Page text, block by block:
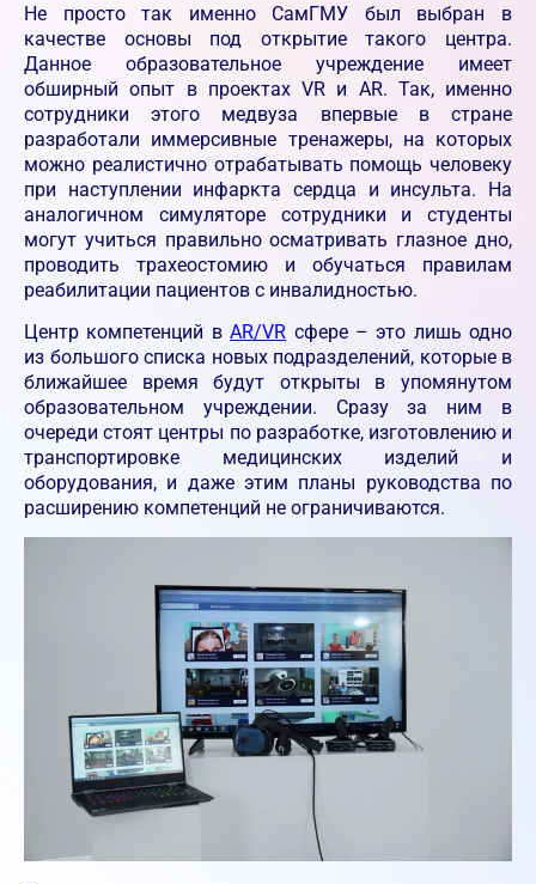
Не просто так именно СамГМУ был выбран в
качестве основы под открытие такого центра.
Данное образовательное учреждение имеет
обширный опыт в проектах VR и AR. Так, именно
сотрудники этого медвуза впервые в стране
разработали иммерсивные тренажеры, на которых
можно реалистично отрабатывать помощь человеку
при наступлении инфаркта сердца и инсульта. На
аналогичном симуляторе сотрудники и студенты
могут учиться правильно осматривать глазное дно,
проводить трахеостомию и обучаться правилам
реабилитации пациентов с инвалидностью.
Центр компетенций вAR/VR сфере – это лишь одно
из большого списка новых подразделений, которые в
ближайшее время будут открыты в упомянутом
образовательном учреждении. Сразу за ним в
очереди стоят центры по разработке, изготовлению и
транспортировке медицинских изделий и
оборудования, и даже этим планы руководства по
расширению компетенций не ограничиваются.